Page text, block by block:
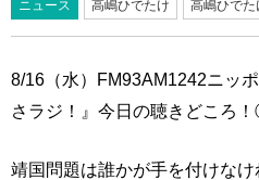
ニュース 高嶋ひでたけ 高嶋ひでた
8/16（水）FM93AM1242ニッ
さラジ！』今日の聴きどころ
靖国問題は誰かが手を付けなけ